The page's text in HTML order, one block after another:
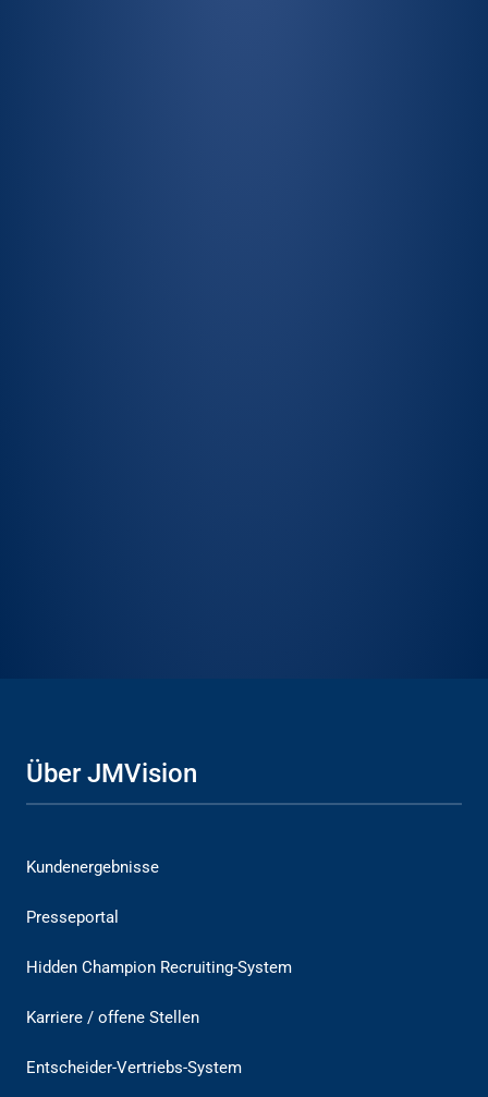
Über JMVision
Kundenergebnisse
Presseportal
Hidden Champion Recruiting-System
Karriere / offene Stellen
Entscheider-Vertriebs-System